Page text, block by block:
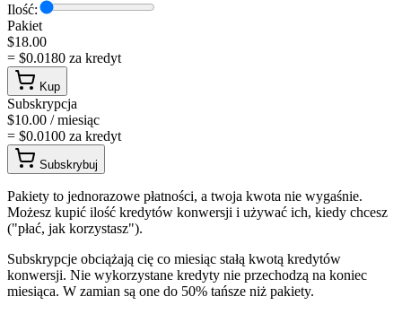
Ilość:
Pakiet
$18.00
= $0.0180 za kredyt
Kup
Subskrypcja
$10.00 / miesiąc
= $0.0100 za kredyt
Subskrybuj
Pakiety to jednorazowe płatności, a twoja kwota nie wygaśnie.
Możesz kupić ilość kredytów konwersji i używać ich, kiedy chcesz
("płać, jak korzystasz").
Subskrypcje obciążają cię co miesiąc stałą kwotą kredytów
konwersji. Nie wykorzystane kredyty nie przechodzą na koniec
miesiąca. W zamian są one do 50% tańsze niż pakiety.